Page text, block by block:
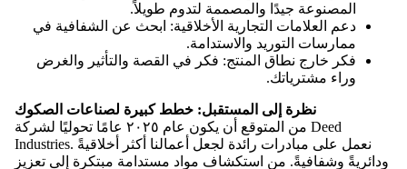
المصنوعة جيدًا والمصممة لتدوم طويلاً.
دعم العلامات التجارية الأخلاقية: ابحث عن الشفافية في
ممارسات التوريد والاستدامة.
فكر خارج نطاق المنتج: فكر في القصة والتأثير والغرض
وراء مشترياتك.
نظرة إلى المستقبل: خطط كبيرة لصناعات الصكوك
من المتوقع أن يكون عام ٢٠٢٥ عامًا تحوليًا لشركة Deed
Industries. نعمل على مبادرات رائدة لجعل أعمالنا أكثر أخلاقيةً
ودائريةً وشفافيةً. من استكشاف مواد مستدامة مبتكرة إلى تعزيز